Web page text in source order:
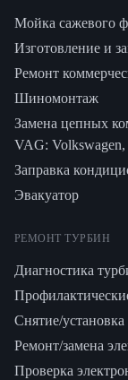
Мойка сажевого
Изготовление и
Ремонт
Шиномонтаж
Замена цепных
VAG: Volkswagen,
Заправка
Эвакуатор
РЕМОНТ ТУРБИН
Диагностика
Снятие/
Ремонт/замена
Проверка